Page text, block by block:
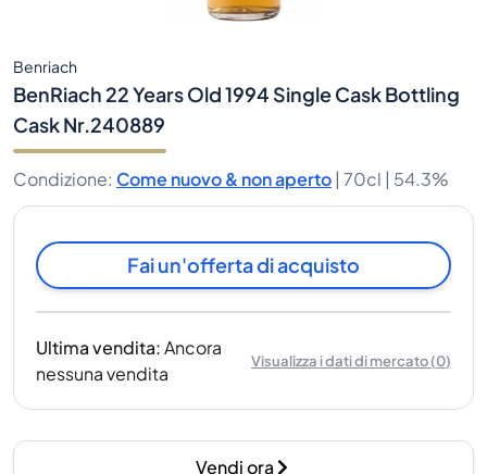
Benriach
BenRiach 22 Years Old 1994 Single Cask Bottling
Cask Nr.240889
Condizione: Come nuovo & non aperto | 70cl | 54.3%
Fai un'offerta di acquisto
Ultima vendita:Ancora
nessuna vendita
Visualizza i dati di mercato(0)
Vendi ora